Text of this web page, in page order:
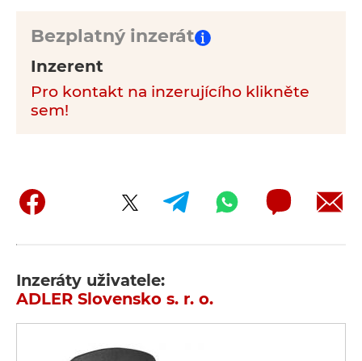
Bezplatný inzerát
Inzerent
Pro kontakt na inzerujícího klikněte
sem!
Inzeráty uživatele:
ADLER Slovensko s. r. o.